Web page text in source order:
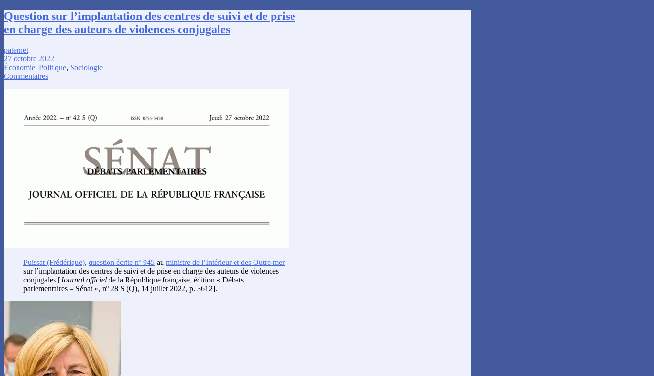
Question sur l’implantation des centres de suivi et de prise
en charge des auteurs de violences conjugales
paternet
27 octobre 2022
Économie, Politique, Sociologie
Commentaires
Puissat (Frédérique), question écrite nº 945 au ministre de l’Intérieur et des Outre-mer
sur l’implantation des centres de suivi et de prise en charge des auteurs de violences
conjugales [Journal officiel de la République française, édition « Débats
parlementaires – Sénat », nº 28 S (Q), 14 juillet 2022, p. 3612].